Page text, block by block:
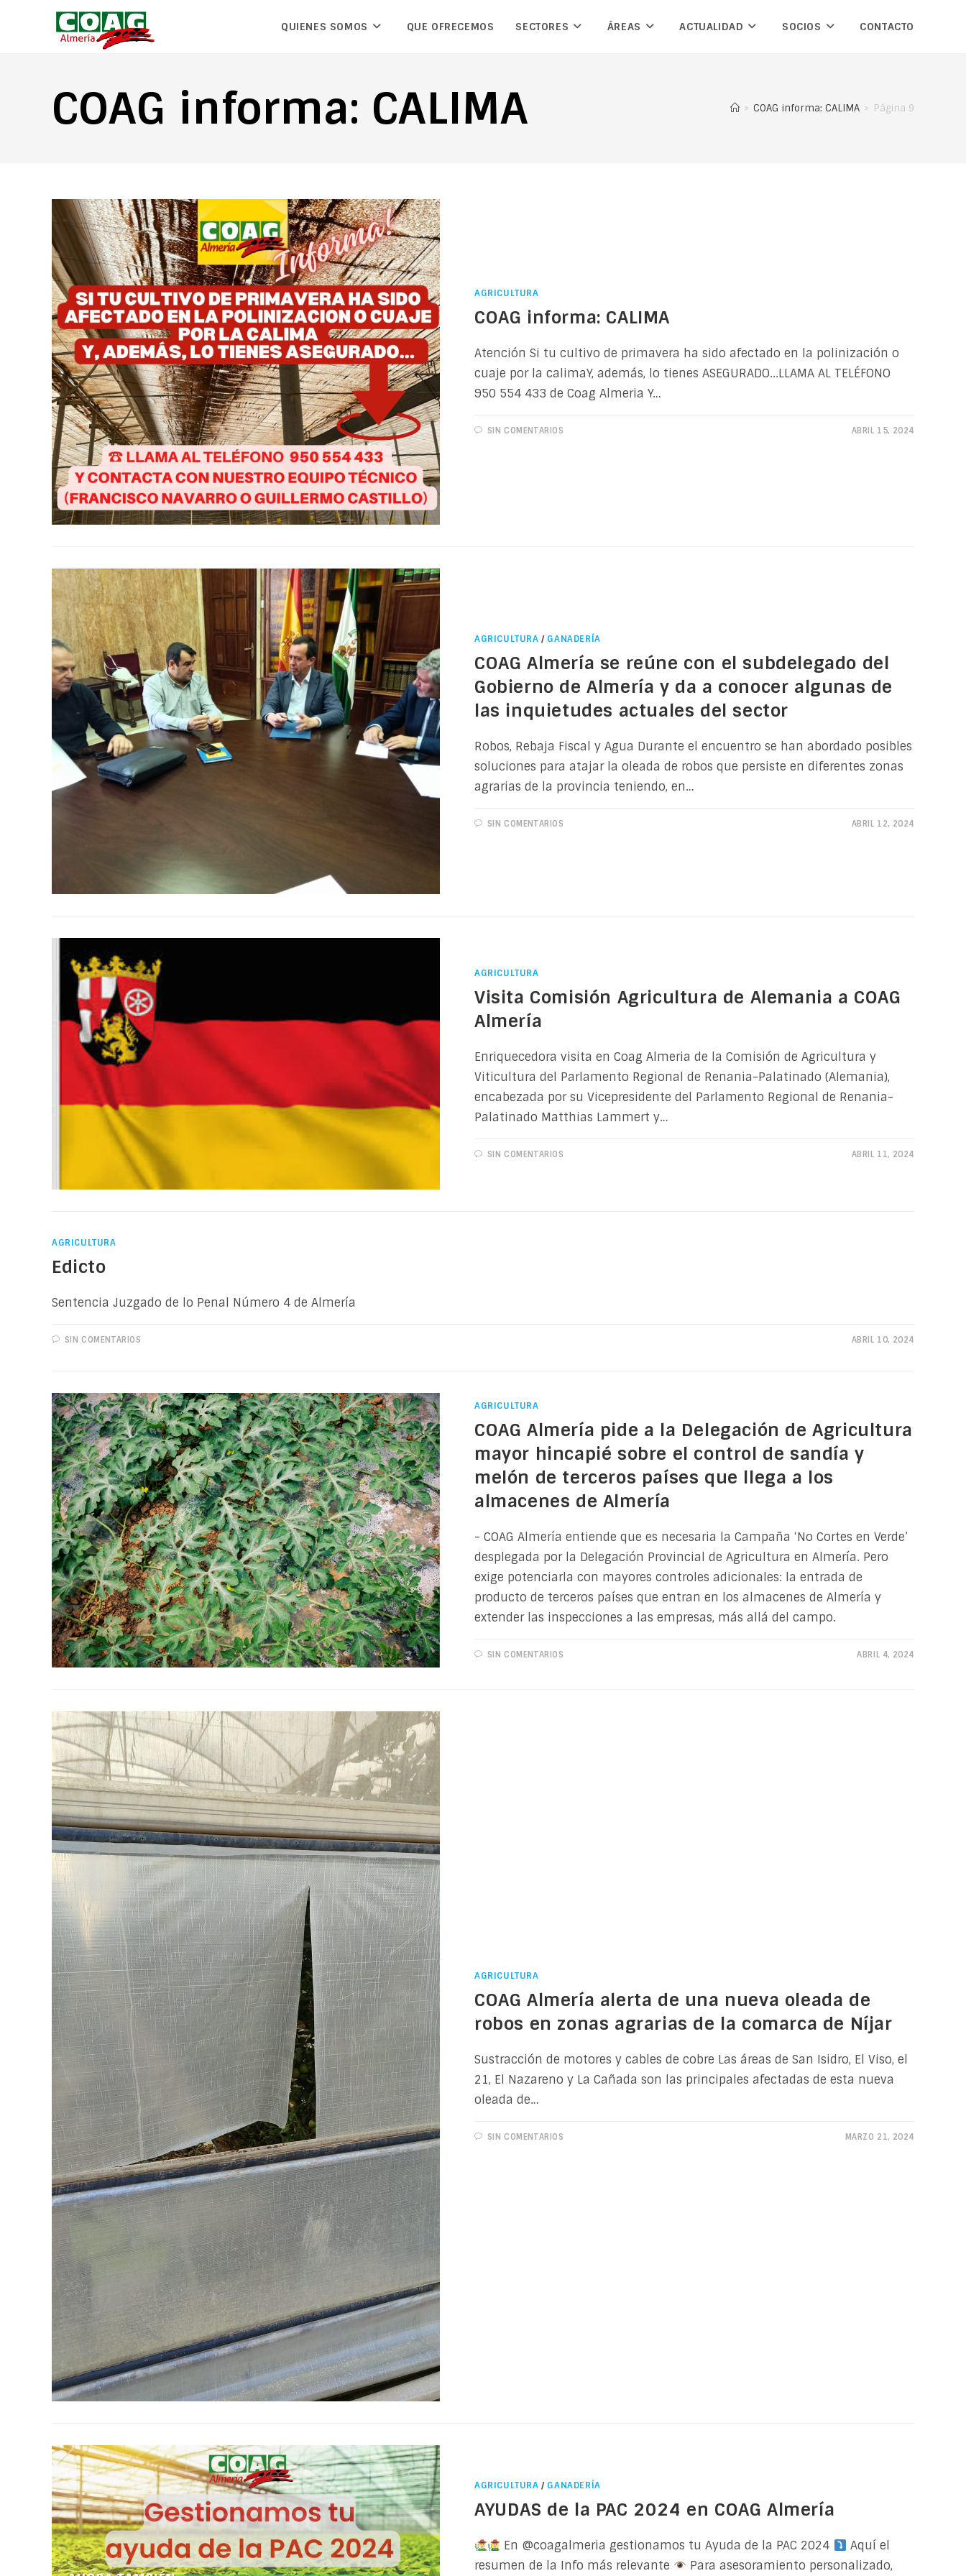
QUIENES SOMOS QUE OFRECEMOS SECTORES ÁREAS ACTUALIDAD SOCIOS CONTACTO
COAG informa: CALIMA > COAG informa: CALIMA > Página 9
AGRICULTURA
COAG informa: CALIMA
Atención Si tu cultivo de primavera ha sido afectado en la polinización o
cuaje por la calimaY, además, lo tienes ASEGURADO...LLAMA AL TELÉFONO
950 554 433 de Coag Almeria Y…
SIN COMENTARIOS ABRIL 15, 2024
AGRICULTURA / GANADERÍA
COAG Almería se reúne con el subdelegado del
Gobierno de Almería y da a conocer algunas de
las inquietudes actuales del sector
Robos, Rebaja Fiscal y Agua Durante el encuentro se han abordado posibles
soluciones para atajar la oleada de robos que persiste en diferentes zonas
agrarias de la provincia teniendo, en…
SIN COMENTARIOS ABRIL 12, 2024
AGRICULTURA
Visita Comisión Agricultura de Alemania a COAG
Almería
Enriquecedora visita en Coag Almeria de la Comisión de Agricultura y
Viticultura del Parlamento Regional de Renania-Palatinado (Alemania),
encabezada por su Vicepresidente del Parlamento Regional de Renania-
Palatinado Matthias Lammert y…
SIN COMENTARIOS ABRIL 11, 2024
AGRICULTURA
Edicto
Sentencia Juzgado de lo Penal Número 4 de Almería
SIN COMENTARIOS ABRIL 10, 2024
AGRICULTURA
COAG Almería pide a la Delegación de Agricultura
mayor hincapié sobre el control de sandía y
melón de terceros países que llega a los
almacenes de Almería
- COAG Almería entiende que es necesaria la Campaña ‘No Cortes en Verde’
desplegada por la Delegación Provincial de Agricultura en Almería. Pero
exige potenciarla con mayores controles adicionales: la entrada de
producto de terceros países que entran en los almacenes de Almería y
extender las inspecciones a las empresas, más allá del campo.
SIN COMENTARIOS ABRIL 4, 2024
AGRICULTURA
COAG Almería alerta de una nueva oleada de
robos en zonas agrarias de la comarca de Níjar
Sustracción de motores y cables de cobre Las áreas de San Isidro, El Viso, el
21, El Nazareno y La Cañada son las principales afectadas de esta nueva
oleada de…
SIN COMENTARIOS MARZO 21, 2024
AGRICULTURA / GANADERÍA
AYUDAS de la PAC 2024 en COAG Almería
En @coagalmeria gestionamos tu Ayuda de la PAC 2024
Aquí el
resumen de la Info más relevante
Para asesoramiento personalizado,